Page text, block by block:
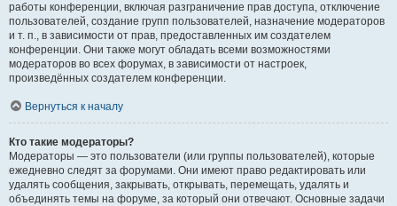
работы конференции, включая разграничение прав доступа, отключение
пользователей, создание групп пользователей, назначение модераторов
и т. п., в зависимости от прав, предоставленных им создателем
конференции. Они также могут обладать всеми возможностями
модераторов во всех форумах, в зависимости от настроек,
произведённых создателем конференции.
Вернуться к началу
Кто такие модераторы?
Модераторы — это пользователи (или группы пользователей), которые
ежедневно следят за форумами. Они имеют право редактировать или
удалять сообщения, закрывать, открывать, перемещать, удалять и
объединять темы на форуме, за который они отвечают. Основные задачи